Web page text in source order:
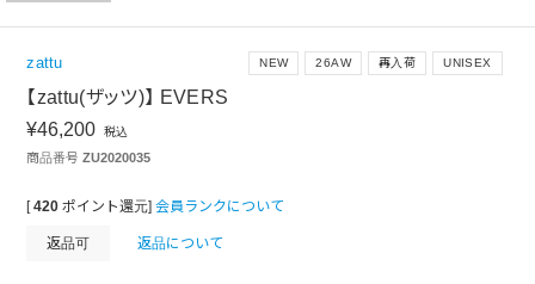
zattu
【zattu(ザッツ)】 EVERS
¥46,200 税込
NEW 26AW 再入荷 UNISEX
商品番号 ZU2020035
[ 420 ポイント還元] 会員ランクについて
返品可 返品について